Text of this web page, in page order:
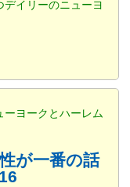
イリーのニューヨ
ヨークとハーレム
が一番の話